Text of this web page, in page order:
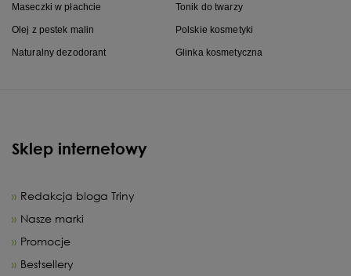
Maseczki w płachcie Tonik do twarzy
Olej z pestek malin Polskie kosmetyki
Naturalny dezodorant Glinka kosmetyczna
Sklep internetowy
Redakcja bloga Triny
Nasze marki
Promocje
Bestsellery